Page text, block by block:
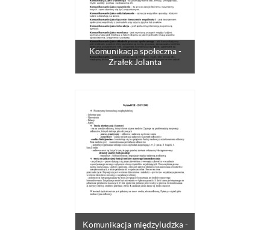
Komunikacja społeczna -
Zrałek Jolanta
Komunikacja międzyludzka -